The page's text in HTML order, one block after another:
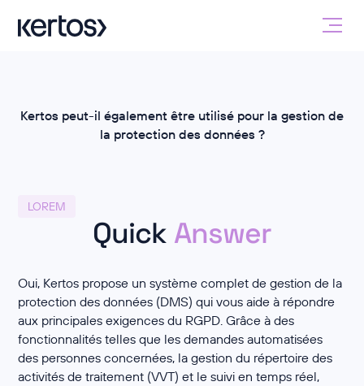
Kertos peut-il également être utilisé pour la gestion de
la protection des données ?
LOREM
Quick Answer
Oui, Kertos propose un système complet de gestion de la
protection des données (DMS) qui vous aide à répondre
aux principales exigences du RGPD. Grâce à des
fonctionnalités telles que les demandes automatisées
des personnes concernées, la gestion du répertoire des
activités de traitement (VVT) et le suivi en temps réel,